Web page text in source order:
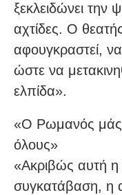
ξεκλειδώνει την
αχτίδες. Ο
αφουγκραστεί,
ώστε να
ελπίδα».
«Ο Ρωμανός μάς
όλους»
«Ακριβώς αυτή
συγκατάβαση, η